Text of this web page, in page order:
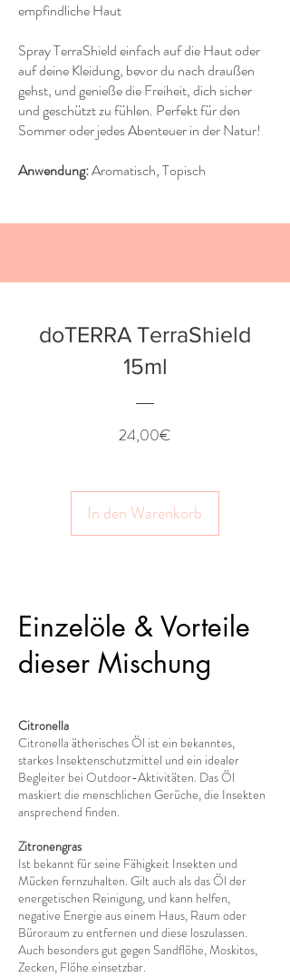
empfindliche Haut
Spray TerraShield einfach auf die Haut oder
auf deine Kleidung, bevor du nach draußen
gehst, und genieße die Freiheit, dich sicher
und geschützt zu fühlen. Perfekt für den
Sommer oder jedes Abenteuer in der Natur!
Anwendung:Aromatisch, Topisch
doTERRA TerraShield
15ml
24,00€
In den Warenkorb
Einzelöle & Vorteile
dieser Mischung
Citronella
Citronella ätherisches Öl ist ein bekanntes,
starkes Insektenschutzmittel und ein idealer
Begleiter bei Outdoor-Aktivitäten. Das Öl
maskiert die menschlichen Gerüche, die Insekten
ansprechend finden.
Zitronengras
Ist bekannt für seine Fähigkeit Insekten und
Mücken fernzuhalten. Gilt auch als das Öl der
energetischen Reinigung, und kann helfen,
negative Energie aus einem Haus, Raum oder
Büroraum zu entfernen und diese loszulassen.
Auch besonders gut gegen Sandflöhe, Moskitos,
Zecken, Flöhe einsetzbar.